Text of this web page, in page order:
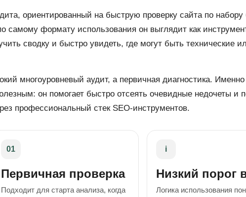
ориентированный на быструю проверку сайта по набору
самому формату использования он выглядит как
сводку и быстро увидеть, где могут быть технические
многоуровневый аудит, а первичная диагностика.
он помогает быстро отсеять очевидные недочеты и
профессиональный стек SEO-инструментов.
01
Первичная проверка
Подходит для старта анализа, когда
i
Низкий порог
Логика использования